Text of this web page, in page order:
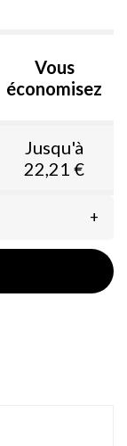
Vous
économisez
Jusqu'à
22,21 €
+